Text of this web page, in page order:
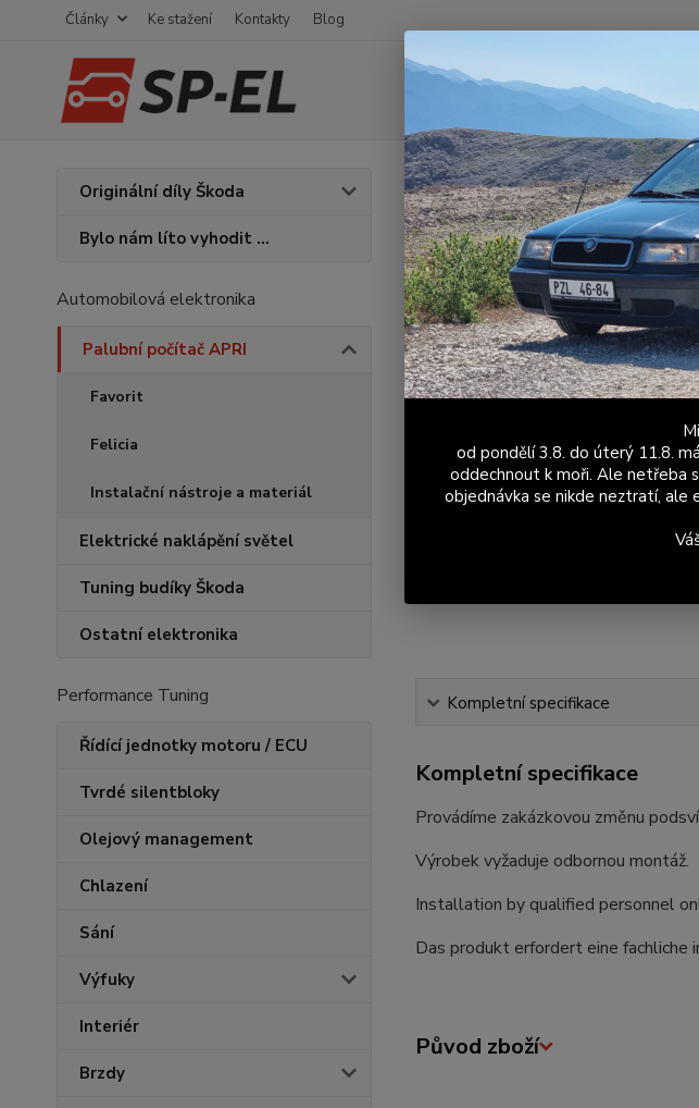
Články Ke stažení Kontakty Blog
Originální díly Škoda
Bylo nám líto vyhodit ...
Automobilová elektronika
Palubní počítač APRI
Favorit
Felicia
Instalační nástroje a materiál
Elektrické naklápění světel
Tuning budíky Škoda
Ostatní elektronika
Performance Tuning
Řídící jednotky motoru / ECU
Tvrdé silentbloky
Olejový management
Chlazení
Sání
Výfuky
Interiér
Brzdy
Úvod Palubní počítač APRI Změna
Změna
Kompletní specifikace
Kompletní specifikace
Provádíme zakázkovou změnu
Výrobek vyžaduje odbornou montáž.
Installation by qualified personnel
Das produkt erfordert eine fachliche
Původ zboží
od pondělí 3.8. do úterý 11.8.
oddechnout k moři. Ale netřeba
objednávka se nikde neztratí, ale